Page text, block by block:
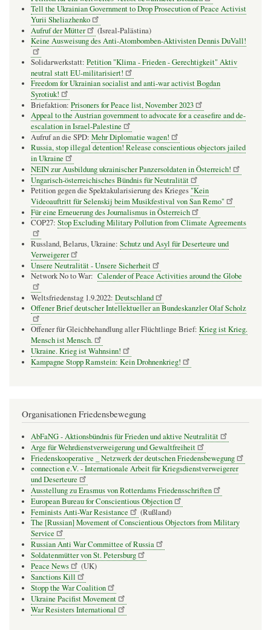
Tell the Ukrainian Government to Drop Prosecution of Peace Activist
Yurii Sheliazhenko
Aufruf der Mütter
(Isreal-Palästina)
Keine Ausweisung des Anti-Atombomben-Aktivisten Dennis DuVall!
Solidarwerkstatt: Petition "Klima - Frieden - Gerechtigkeit" Aktiv
neutral statt EU-militarisiert!
Freedom for Ukrainian socialist and anti-war activist Bogdan
Syrotiuk!
Briefaktion: Prisoners for Peace list, November 2023
Appeal to the Austrian government to advocate for a ceasefire and de-
escalation in Israel-Palestine
Aufruf an die SPD: Mehr Diplomatie wagen!
Russia, stop illegal detention! Release conscientious objectors jailed
in Ukraine
NEIN zur Ausbildung ukrainischer Panzersoldaten in Österreich!
Ungarisch-österreichisches Bündnis für Neutralität
Petition gegen die Spektakularisierung des Krieges "Kein
Videoauftritt für Selenskij beim Musikfestival von San Remo"
Für eine Erneuerung des Journalismus in Österreich
COP27: Stop Excluding Military Pollution from Climate Agreements
Russland, Belarus, Ukraine: Schutz und Asyl für Deserteure und
Verweigerer
Unsere Neutralität - Unsere Sicherheit
Network No to War: Calender of Peace Activities around the Globe
Weltsfriedenstag 1.9.2022: Deutschland
Offener Brief deutscher Intellektueller an Bundeskanzler Olaf Scholz
Offener für Gleichbehandlung aller Flüchtlinge Brief: Krieg ist Krieg.
Mensch ist Mensch.
Ukraine. Krieg ist Wahnsinn!
Kampagne Stopp Ramstein: Kein Drohnenkrieg!
Organisationen Friedensbewegung
AbFaNG - Aktionsbündnis für Frieden und aktive Neutralität
Arge für Wehrdienstverweigerung und Gewaltfreiheit
Friedenskooperative _ Netzwerk der deutschen Friedensbewegung
connection e.V. - Inter­na­tio­nale Arbeit für Kriegs­dienst­ver­wei­gerer
und Deser­teure
Ausstellung zu Erasmus von Rotterdams Friedensschriften
European Bureau for Conscientious Objection
Feminists Anti-War Resistance
(Rußland)
The [Russian] Movement of Conscientious Objectors from Military
Service
Russian Anti War Committee of Russia
Soldatenmütter von St. Petersburg
Peace News
(UK)
Sanctions Kill
Stopp the War Coalition
Ukraine Pacifist Movement
War Resisters International